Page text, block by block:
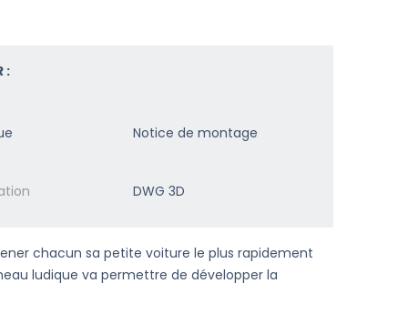
:
Notice de montage
DWG 3D
chacun sa petite voiture le plus rapidement
ludique va permettre de développer la